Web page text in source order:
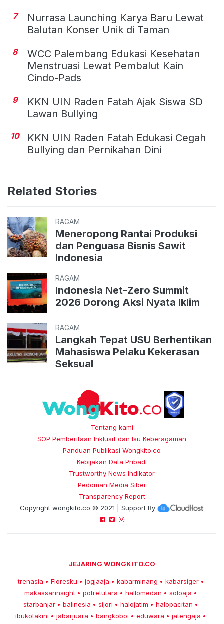
7
Nurrasa Launching Karya Baru Lewat
Balutan Konser Unik di Taman
8
WCC Palembang Edukasi Kesehatan
Menstruasi Lewat Pembalut Kain
Cindo-Pads
9
KKN UIN Raden Fatah Ajak Siswa SD
Lawan Bullying
10
KKN UIN Raden Fatah Edukasi Cegah
Bullying dan Pernikahan Dini
Related Stories
RAGAM
Meneropong Rantai Produksi
dan Penguasa Bisnis Sawit
Indonesia
RAGAM
Indonesia Net-Zero Summit
2026 Dorong Aksi Nyata Iklim
RAGAM
Langkah Tepat USU Berhentikan
Mahasiswa Pelaku Kekerasan
Seksual
Tentang kami
SOP Pemberitaan Inklusif dan Isu Keberagaman
Panduan Publikasi Wongkito.co
Kebijakan Data Pribadi
Trustworthy News Indikator
Pedoman Media Siber
Transparency Report
Copyright wongkito.co © 2021 | Support By
JEJARING WONGKITO.CO
trenasia • Floresku • jogjaaja • kabarminang • kabarsiger •
makassarinsight • potretutara • hallomedan • soloaja •
starbanjar • balinesia • sijori • halojatim • halopacitan •
ibukotakini • jabarjuara • bangkoboi • eduwara • jatengaja •